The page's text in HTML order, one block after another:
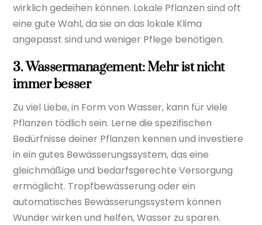
wirklich gedeihen können. Lokale Pflanzen sind oft
eine gute Wahl, da sie an das lokale Klima
angepasst sind und weniger Pflege benötigen.
3. Wassermanagement: Mehr ist nicht
immer besser
Zu viel Liebe, in Form von Wasser, kann für viele
Pflanzen tödlich sein. Lerne die spezifischen
Bedürfnisse deiner Pflanzen kennen und investiere
in ein gutes Bewässerungssystem, das eine
gleichmäßige und bedarfsgerechte Versorgung
ermöglicht. Tropfbewässerung oder ein
automatisches Bewässerungssystem können
Wunder wirken und helfen, Wasser zu sparen.